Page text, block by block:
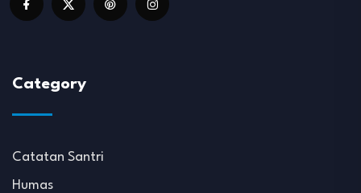
Category
Catatan Santri
Humas